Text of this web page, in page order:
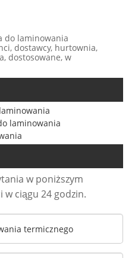
do laminowania
dostawcy, hurtownia,
dostosowane, w
laminowania
w poniższym
ciągu 24 godzin.